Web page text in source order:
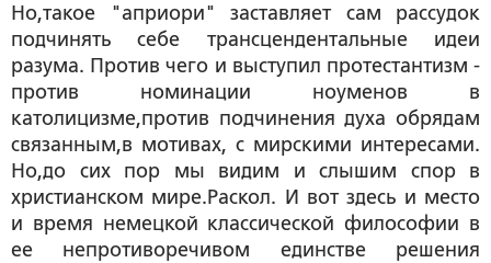
Но,такое "априори" заставляет сам рассудок
подчинять себе трансцендентальные идеи
разума. Против чего и выступил протестантизм -
против номинации ноуменов в
католицизме,против подчинения духа обрядам
связанным,в мотивах, с мирскими интересами.
Но,до сих пор мы видим и слышим спор в
христианском мире.Раскол. И вот здесь и место
и время немецкой классической философии в
ее непротиворечивом единстве решения